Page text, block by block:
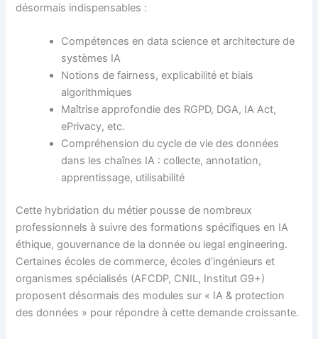
désormais indispensables :
Compétences en data science et architecture de
systèmes IA
Notions de fairness, explicabilité et biais
algorithmiques
Maîtrise approfondie des RGPD, DGA, IA Act,
ePrivacy, etc.
Compréhension du cycle de vie des données
dans les chaînes IA : collecte, annotation,
apprentissage, utilisabilité
Cette hybridation du métier pousse de nombreux
professionnels à suivre des formations spécifiques en IA
éthique, gouvernance de la donnée ou legal engineering.
Certaines écoles de commerce, écoles d’ingénieurs et
organismes spécialisés (AFCDP, CNIL, Institut G9+)
proposent désormais des modules sur « IA & protection
des données » pour répondre à cette demande croissante.